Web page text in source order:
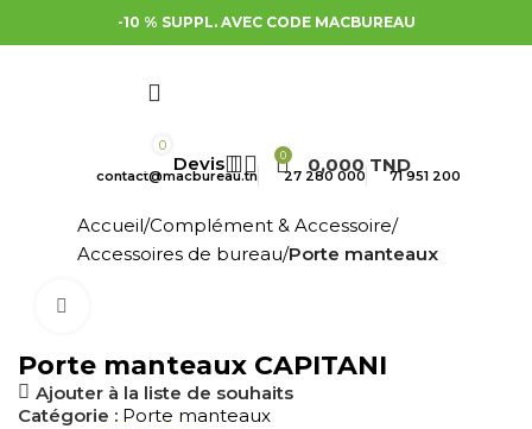
-10 % SUPPL. AVEC CODE MACBUREAU
0
0 0,000TND
contact@macbureau.tn 27 280 000 71 951 200
Accueil Complément & Accessoire
Accessoires de bureau Porte manteaux
Porte manteaux CAPITANI
Ajouter à la liste de souhaits
Catégorie : Porte manteaux